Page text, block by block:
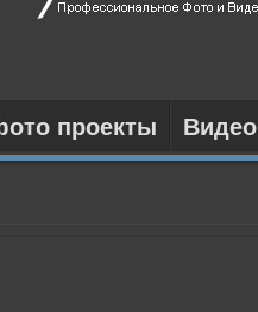
проекты Видео